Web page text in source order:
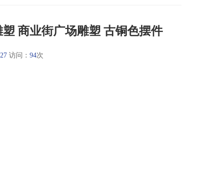
商业街广场雕塑 古铜色摆件
访问： 94次